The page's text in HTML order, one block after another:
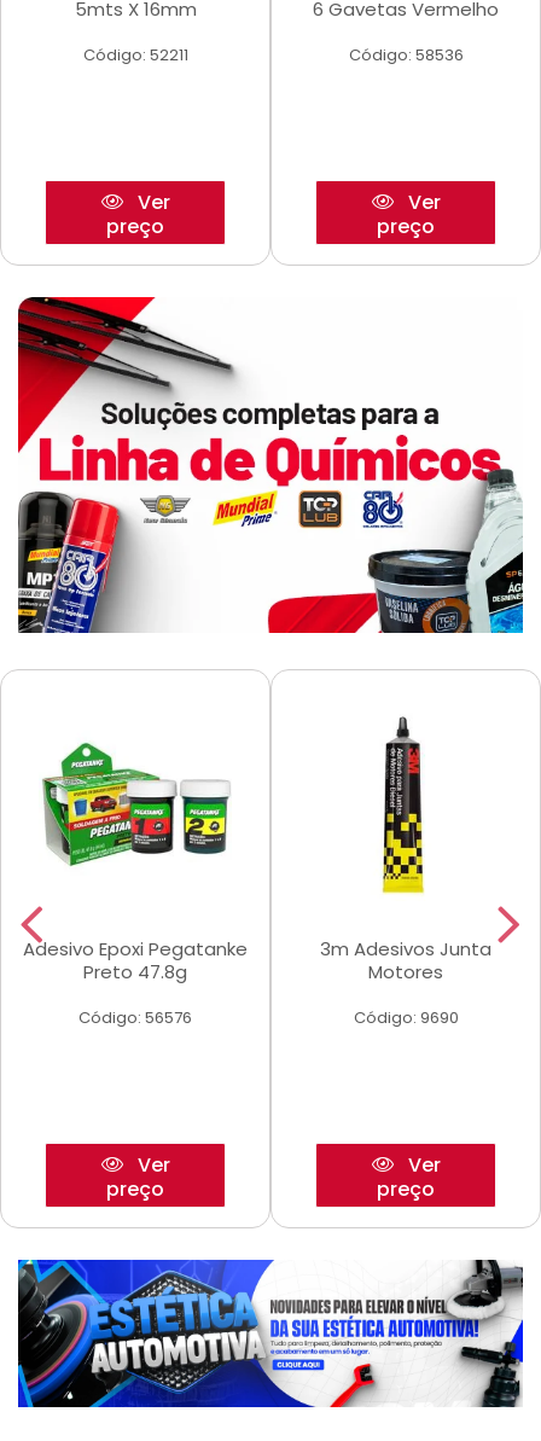
5mts X 16mm
Código: 52211
Ver
preço
6 Gavetas Vermelho
Código: 58536
Ver
preço
Adesivo Epoxi Pegatanke
Preto 47.8g
Código: 56576
Ver
preço
3m Adesivos Junta
Motores
Código: 9690
Ver
preço